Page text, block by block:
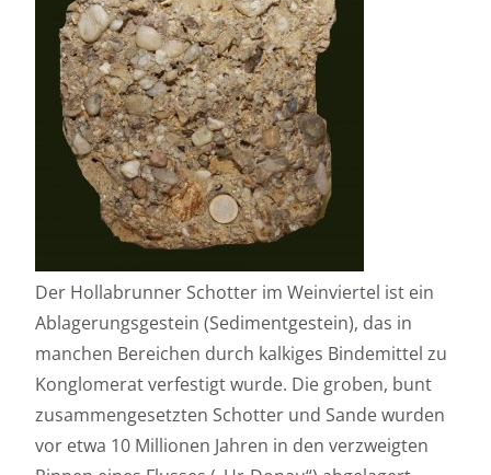
Der Hollabrunner Schotter im Weinviertel ist ein
Ablagerungsgestein (Sedimentgestein), das in
manchen Bereichen durch kalkiges Bindemittel zu
Konglomerat verfestigt wurde. Die groben, bunt
zusammengesetzten Schotter und Sande wurden
vor etwa 10 Millionen Jahren in den verzweigten